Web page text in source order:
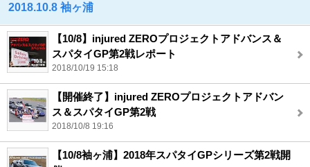
2018.10.8 袖ヶ浦
【10/8】injured ZEROプロジェクトアドバンス＆
スパタイGP第2戦レポート
2018/10/19 15:18
【開催終了】injured ZEROプロジェクトアドバン
ス＆スパタイGP第2戦
2018/10/8 19:16
【10/8袖ヶ浦】2018年スパタイGPシリーズ第2戦開